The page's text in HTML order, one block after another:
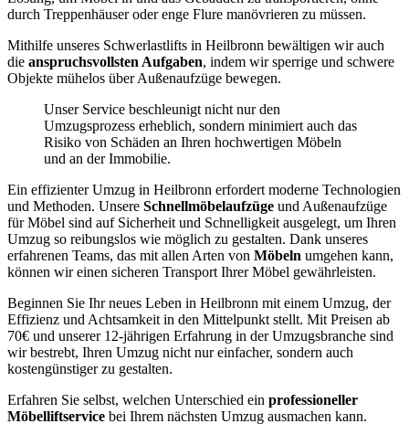
durch Treppenhäuser oder enge Flure manövrieren zu müssen.
Mithilfe unseres Schwerlastlifts in Heilbronn bewältigen wir auch
die anspruchsvollsten Aufgaben, indem wir sperrige und schwere
Objekte mühelos über Außenaufzüge bewegen.
Unser Service beschleunigt nicht nur den
Umzugsprozess erheblich, sondern minimiert auch das
Risiko von Schäden an Ihren hochwertigen Möbeln
und an der Immobilie.
Ein effizienter Umzug in Heilbronn erfordert moderne Technologien
und Methoden. Unsere Schnellmöbelaufzüge und Außenaufzüge
für Möbel sind auf Sicherheit und Schnelligkeit ausgelegt, um Ihren
Umzug so reibungslos wie möglich zu gestalten. Dank unseres
erfahrenen Teams, das mit allen Arten von Möbeln umgehen kann,
können wir einen sicheren Transport Ihrer Möbel gewährleisten.
Beginnen Sie Ihr neues Leben in Heilbronn mit einem Umzug, der
Effizienz und Achtsamkeit in den Mittelpunkt stellt. Mit Preisen ab
70€ und unserer 12-jährigen Erfahrung in der Umzugsbranche sind
wir bestrebt, Ihren Umzug nicht nur einfacher, sondern auch
kostengünstiger zu gestalten.
Erfahren Sie selbst, welchen Unterschied ein professioneller
Möbelliftservice bei Ihrem nächsten Umzug ausmachen kann.